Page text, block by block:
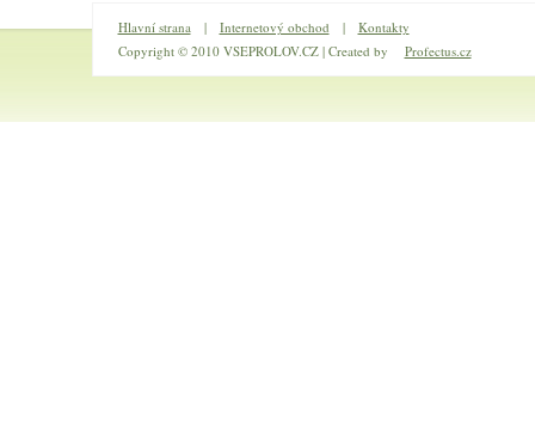
Hlavní strana | Internetový obchod |
Kontakty
Copyright © 2010 VSEPROLOV.CZ | Created by
Profectus.cz